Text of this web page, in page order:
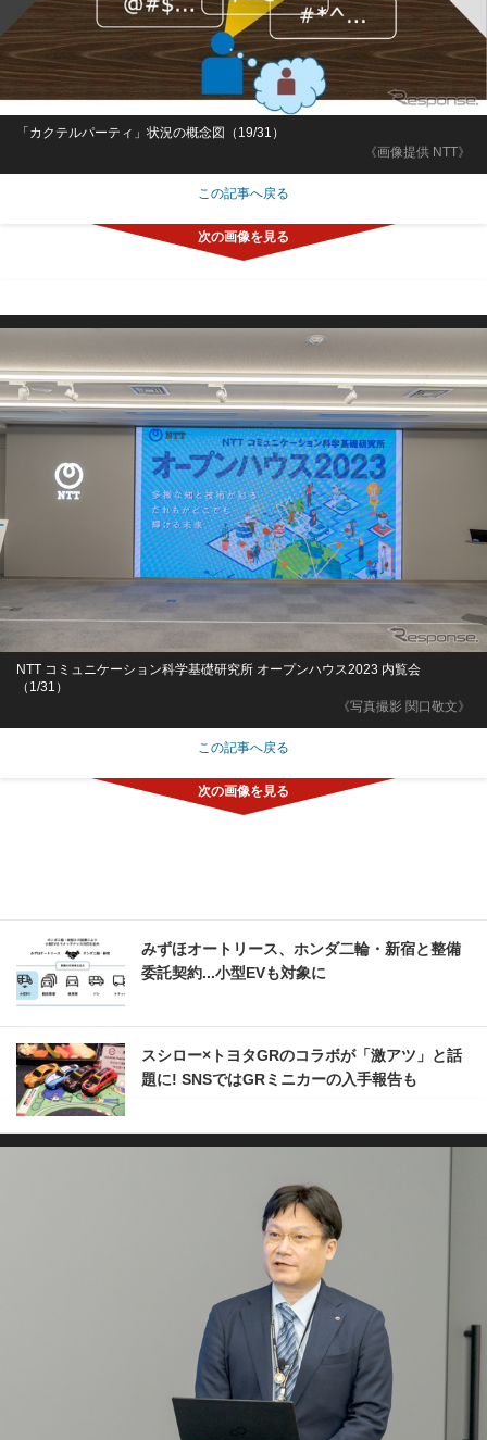
《画像提供 NTT》
「カクテルパーティ」状況の概念図（19/31）
この記事へ戻る
《写真撮影 関口敬文》
NTT コミュニケーション科学基礎研究所 オープンハウス2023 内覧会
（1/31）
この記事へ戻る
みずほオートリース、ホンダ二輪・新宿と整備
委託契約...小型EVも対象に
スシロー×トヨタGRのコラボが「激アツ」と話
題に! SNSではGRミニカーの入手報告も